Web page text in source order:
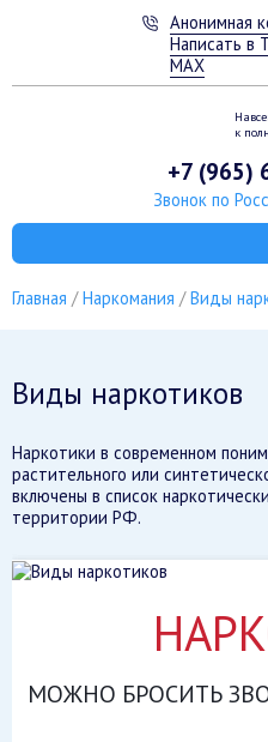
Анонимная
Написать в
MAX
к
+7 (965)
Звонок по
Главная Наркомания Виды
Виды наркотиков
Наркотики в современном
растительного или
включены в список
территории РФ.
МОЖНО БРОСИТЬ